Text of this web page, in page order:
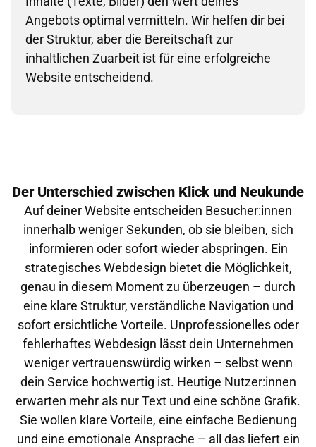
Angebots optimal vermitteln. Wir helfen dir bei
der Struktur, aber die Bereitschaft zur
inhaltlichen Zuarbeit ist für eine erfolgreiche
Website entscheidend.
Der Unterschied zwischen Klick und Neukunde
Auf deiner Website entscheiden Besucher:innen
innerhalb weniger Sekunden, ob sie bleiben, sich
informieren oder sofort wieder abspringen. Ein
strategisches Webdesign bietet die Möglichkeit,
genau in diesem Moment zu überzeugen – durch
eine klare Struktur, verständliche Navigation und
sofort ersichtliche Vorteile. Unprofessionelles oder
fehlerhaftes Webdesign lässt dein Unternehmen
weniger vertrauenswürdig wirken – selbst wenn
dein Service hochwertig ist. Heutige Nutzer:innen
erwarten mehr als nur Text und eine schöne Grafik.
Sie wollen klare Vorteile, eine einfache Bedienung
und eine emotionale Ansprache – all das liefert ein